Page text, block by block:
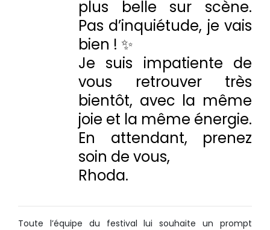
plus belle sur scène.
Pas d’inquiétude, je vais
bien ! ✨
Je suis impatiente de
vous retrouver très
bientôt, avec la même
joie et la même énergie.
En attendant, prenez
soin de vous,
Rhoda.
Toute l’équipe du festival lui souhaite un prompt